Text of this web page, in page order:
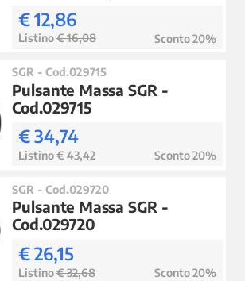
€ 12,86
Listino€ 16,08 Sconto 20%
SGR - Cod.029715
Pulsante Massa SGR -
Cod.029715
€ 34,74
Listino€ 43,42 Sconto 20%
SGR - Cod.029720
Pulsante Massa SGR -
Cod.029720
€ 26,15
Listino€ 32,68 Sconto 20%